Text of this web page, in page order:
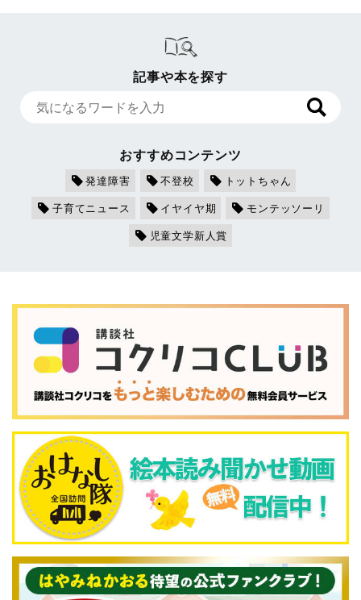
記事や本を探す
おすすめコンテンツ
発達障害 不登校
トットちゃん
子育てニュース
イヤイヤ期
モンテッソーリ
児童文学新人賞